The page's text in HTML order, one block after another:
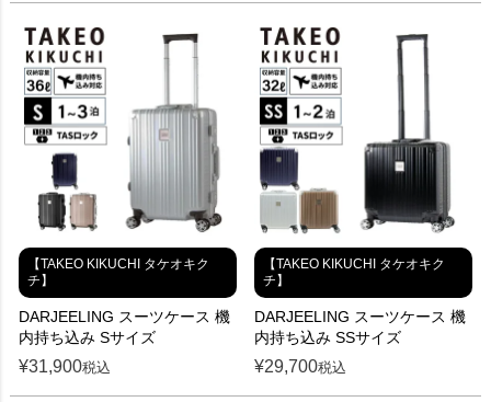
【TAKEO KIKUCHI タケオキク
チ】
DARJEELING スーツケース 機
内持ち込み Sサイズ
¥31,900税込
【TAKEO KIKUCHI タケオキク
チ】
DARJEELING スーツケース 機
内持ち込み SSサイズ
¥29,700税込